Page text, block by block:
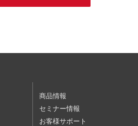
様ご自身で行わなければなりません。
に際し、当社はお客様に確認のため連絡
商品情報
セミナー情報
お客様サポート